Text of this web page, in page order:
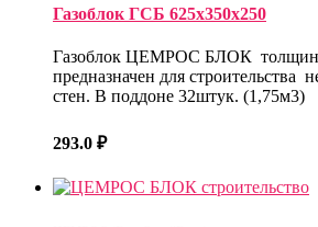
Газоблок ГСБ 625х350х250
Газоблок ЦЕМРОС БЛОК
предназначен для строительства
стен. В поддоне 32штук. (1,75м3)
293.0 ₽